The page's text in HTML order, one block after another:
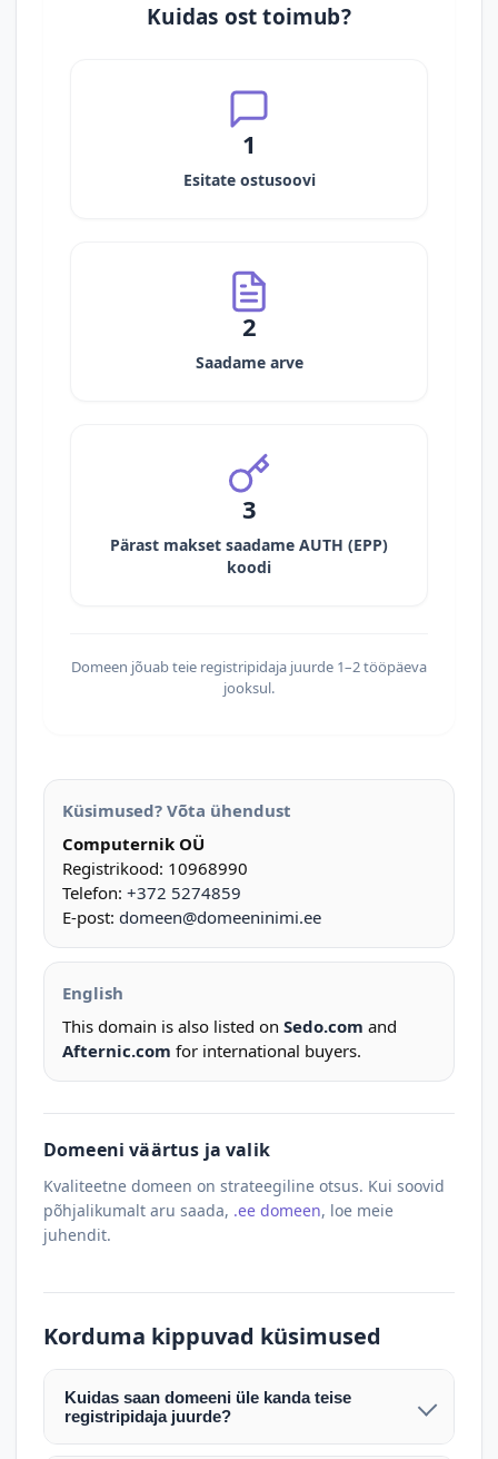
Kuidas ost toimub?
1
Esitate ostusoovi
2
Saadame arve
3
Pärast makset saadame AUTH (EPP)
koodi
Domeen jõuab teie registripidaja juurde 1–2 tööpäeva
jooksul.
Küsimused? Võta ühendust
Computernik OÜ
Registrikood: 10968990
Telefon: +372 5274859
E-post: domeen@domeeninimi.ee
English
This domain is also listed on Sedo.com and
Afternic.com for international buyers.
Domeeni väärtus ja valik
Kvaliteetne domeen on strateegiline otsus. Kui soovid
põhjalikumalt aru saada, .ee domeen, loe meie
juhendit.
Korduma kippuvad küsimused
Kuidas saan domeeni üle kanda teise
registripidaja juurde?